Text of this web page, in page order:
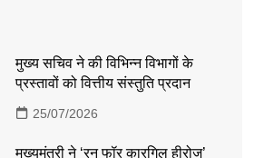
मुख्य सचिव ने की विभिन्न विभागों के
प्रस्तावों को वित्तीय संस्तुति प्रदान
25/07/2026
मुख्यमंत्री ने ‘रन फॉर कारगिल हीरोज’